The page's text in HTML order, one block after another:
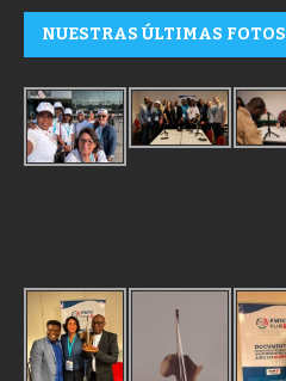
NUESTRAS ÚLTIMAS FOTOS